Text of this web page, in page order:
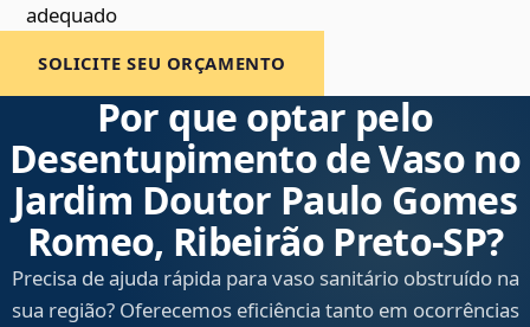
adequado
SOLICITE SEU ORÇAMENTO
Por que optar pelo
Desentupimento de Vaso no
Jardim Doutor Paulo Gomes
Romeo, Ribeirão Preto‑SP?
Precisa de ajuda rápida para vaso sanitário obstruído na
sua região? Oferecemos eficiência tanto em ocorrências